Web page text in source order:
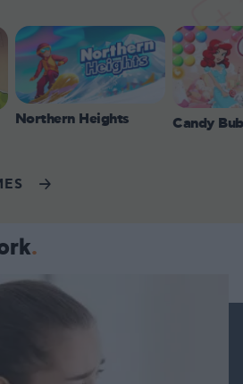
Northern Heights Candy